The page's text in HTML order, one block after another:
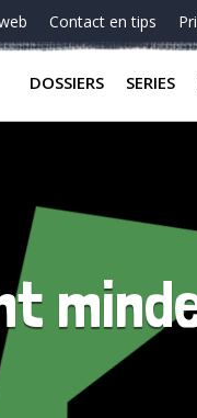
Contact en tips
DOSSIERS SERIES